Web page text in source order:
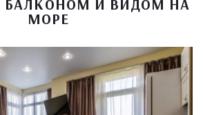
БАЛКОНОМ И ВИДОМ НА
МОРЕ